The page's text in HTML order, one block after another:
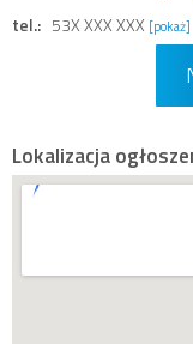
tel.: 53X XXX XXX [pokaż]
Lokalizacja